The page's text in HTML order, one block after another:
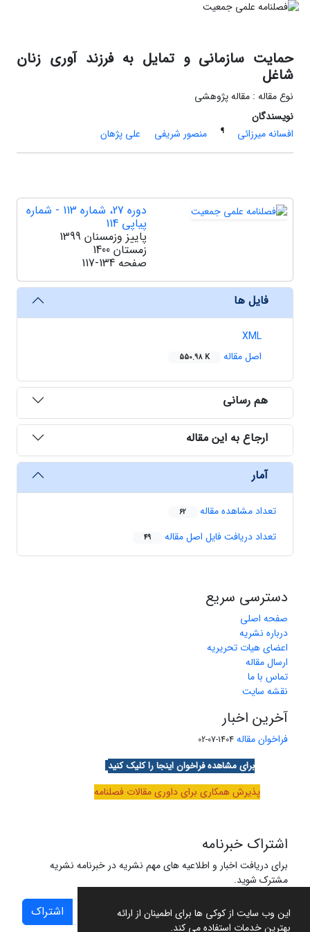
این وب سایت از کوکی ها برای اطمینان از ارائه
بهترین خدمات استفاده می کند.
حمایت سازمانی و تمایل به فرزند آوری زنان
شاغل
نوع مقاله : مقاله پژوهشی
نویسندگان
افسانه میرزائی
¶ منصور شریفی علی پژهان
دوره 27، شماره 113 - شماره
پیاپی 114
پاییز وزمسنان 1399
زمستان 1400
صفحه 117-134
فایل ها
XML
اصل مقاله
550.98 K
هم رسانی
ارجاع به این مقاله
آمار
تعداد مشاهده مقاله 62
تعداد دریافت فایل اصل مقاله 49
دسترسی سریع
صفحه اصلی
درباره نشریه
اعضای هیات تحریریه
ارسال مقاله
تماس با ما
نقشه سایت
آخرین اخبار
فراخوان مقاله 1404-07-02
برای مشاهده فراخوان اینجا را کلیک کنید
پذیرش همکاری برای داوری مقالات فصلنامه
اشتراک خبرنامه
برای دریافت اخبار و اطلاعیه های مهم نشریه در خبرنامه نشریه
مشترک شوید.
اشتراک